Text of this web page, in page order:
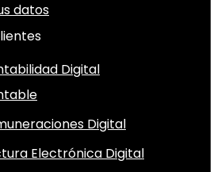
datos
Digital
Digital
Electrónica Digital